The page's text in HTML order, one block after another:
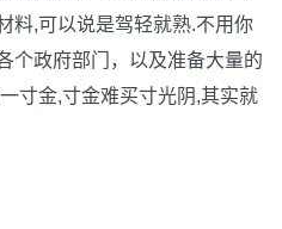
料,可以说是驾轻就熟.不用你
个政府部门，以及准备大量的
寸金,寸金难买寸光阴,其实就